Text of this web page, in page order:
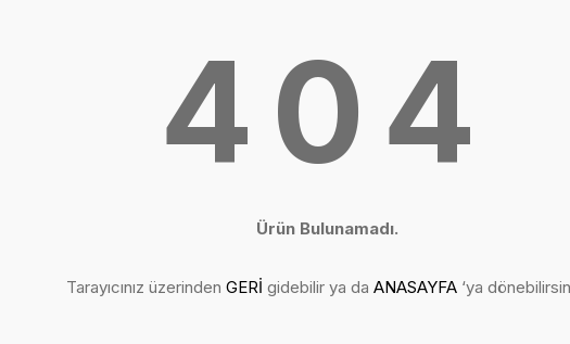
404
Ürün Bulunamadı.
Tarayıcınız üzerinden GERİ gidebilir ya da ANASAYFA ‘ya